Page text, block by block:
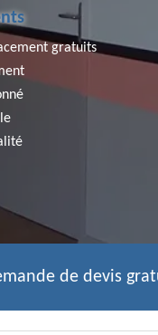
gratuits
de devis